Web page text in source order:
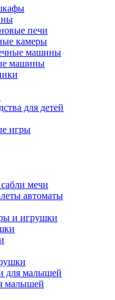
печи
камеры
машины
машины
для детей
игры
мечи
автоматы
и игрушки
для малышей
малышей